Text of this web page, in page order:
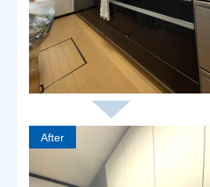
After